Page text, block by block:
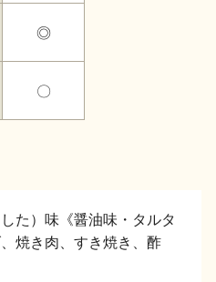
イベント情報
地酒蔵元会利酒会
◎
〇
た）味《醤油味・タルタ
焼き肉、すき焼き、酢